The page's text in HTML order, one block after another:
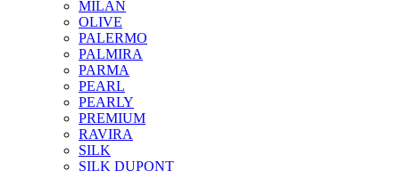
MILAN
OLIVE
PALERMO
PALMIRA
PARMA
PEARL
PEARLY
PREMIUM
RAVIRA
SILK
SILK DUPONT